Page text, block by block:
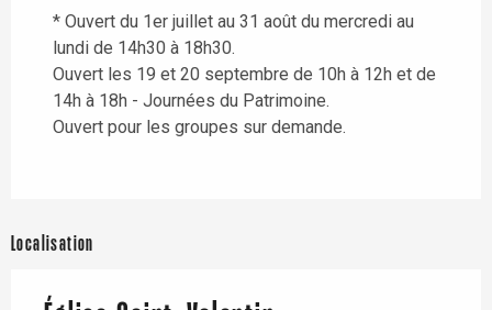
* Ouvert du 1er juillet au 31 août du mercredi au
lundi de 14h30 à 18h30.
Ouvert les 19 et 20 septembre de 10h à 12h et de
14h à 18h - Journées du Patrimoine.
Ouvert pour les groupes sur demande.
Localisation